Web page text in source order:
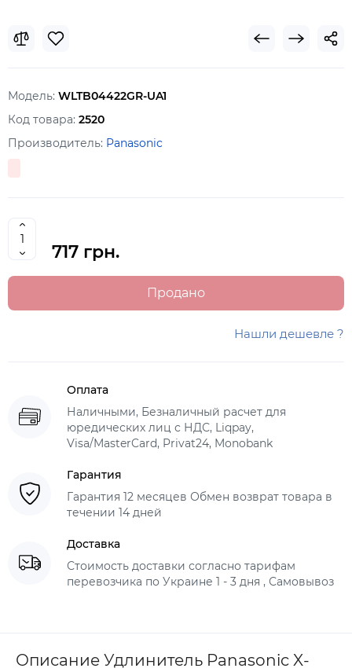
Модель: WLTB04422GR-UA1
Код товара: 2520
Производитель: Panasonic
717 грн.
Продано
Нашли дешевле ?
Оплата
Наличными, Безналичный расчет для
юредических лиц с НДС, Liqpay,
Visa/MasterCard, Privat24, Monobank
Гарантия
Гарантия 12 месяцев Обмен возврат товара в
течении 14 дней
Доставка
Стоимость доставки согласно тарифам
перевозчика по Украине 1 - 3 дня , Самовывоз
Описание Удлинитель Panasonic X-